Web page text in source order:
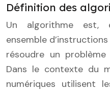
Définition des
Un algorithme est,
ensemble
résoudre un
Dans le contexte du
numériques utilisent